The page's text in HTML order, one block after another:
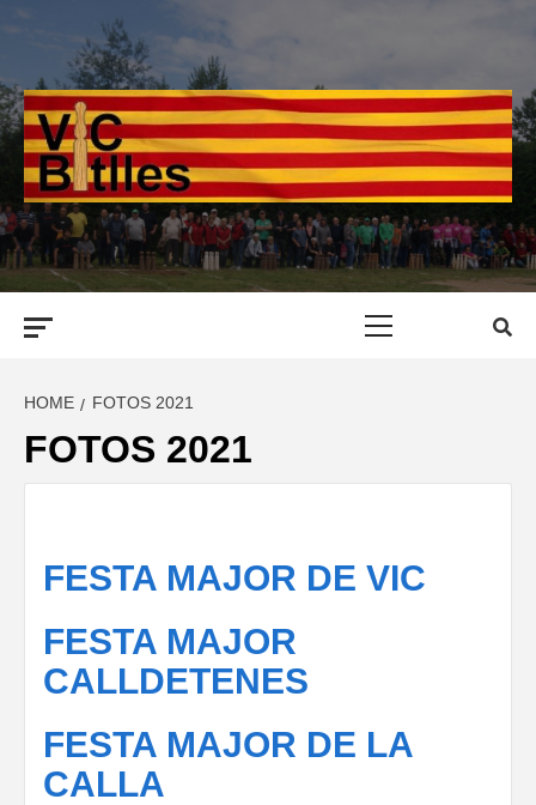
HOME FOTOS 2021
FOTOS 2021
FESTA MAJOR DE VIC
FESTA MAJOR
CALLDETENES
FESTA MAJOR DE LA
CALLA